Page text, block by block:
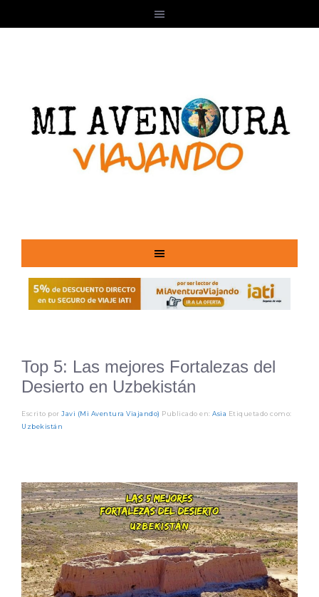
Top 5: Las mejores Fortalezas del
Desierto en Uzbekistán
Escrito por Javi (Mi Aventura Viajando) Publicado en: Asia Etiquetado como:
Uzbekistán